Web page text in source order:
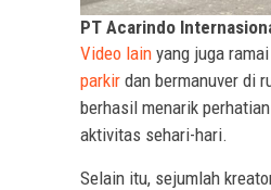
PT Acarindo
Video lain yang juga
parkir dan bermanuver di
berhasil menarik
aktivitas sehari-hari.
Selain itu, sejumlah